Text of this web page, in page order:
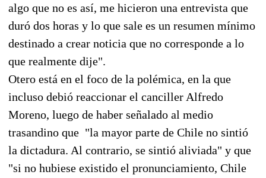
algo que no es así, me hicieron una entrevista que
duró dos horas y lo que sale es un resumen mínimo
destinado a crear noticia que no corresponde a lo
que realmente dije".
Otero está en el foco de la polémica, en la que
incluso debió reaccionar el canciller Alfredo
Moreno, luego de haber señalado al medio
trasandino que "la mayor parte de Chile no sintió
la dictadura. Al contrario, se sintió aliviada" y que
"si no hubiese existido el pronunciamiento, Chile